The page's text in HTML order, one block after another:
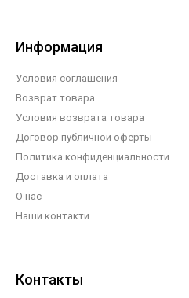
Информация
Условия соглашения
Возврат товара
Условия возврата товара
Договор публичной оферты
Политика конфиденциальности
Доставка и оплата
О нас
Наши контакти
Контакты